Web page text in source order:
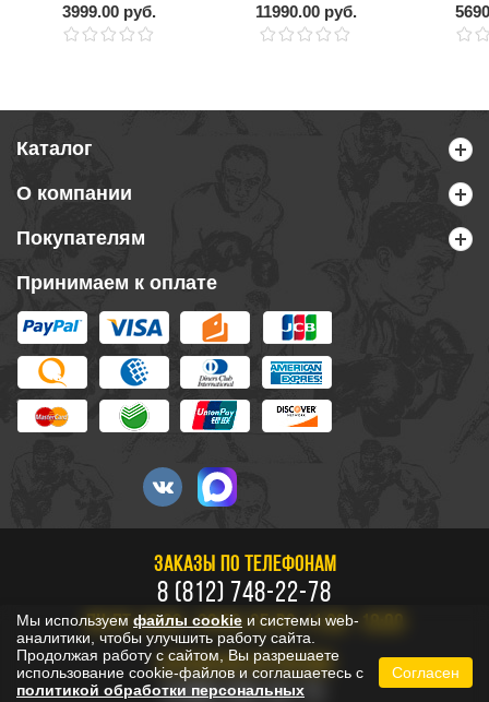
Style
3999.00 руб.
Blue/Yellow/Red
11990.00 руб.
Каталог
О компании
Покупателям
Принимаем к оплате
ЗАКАЗЫ ПО ТЕЛЕФОНАМ
8 (812) 748-22-78
ПН-ПТ: 10:00 - 20:00, СБ-ВС: 11:00 - 18:00
БЕСПЛАТНО ПО РОССИИ
8 800 333-53-73
Мы используем файлы cookie и системы web-
аналитики, чтобы улучшить работу сайта.
Продолжая работу с сайтом, Вы разрешаете
использование cookie-файлов и соглашаетесь с
политикой обработки персональных
Согласен